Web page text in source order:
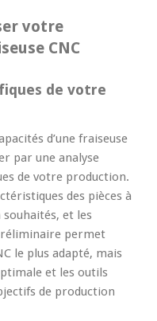
votre
CNC
de votre
d’une fraiseuse
par une analyse
de votre production.
des pièces à
et les
permet
le plus adapté, mais
et les outils
de production